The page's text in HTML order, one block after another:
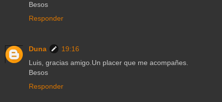
Besos
Responder
Duna
19:16
Luis, gracias amigo.Un placer que me acompañes.
Besos
Responder